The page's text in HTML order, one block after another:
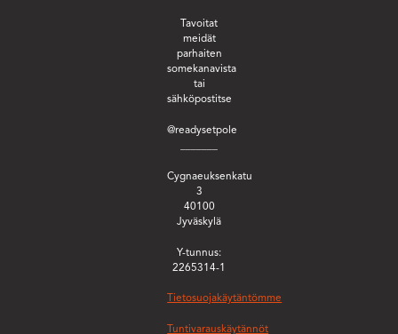
Tavoitat
meidät
parhaiten
somekanavista
tai
sähköpostitse
@readysetpole
Cygnaeuksenkatu
3
40100
Jyväskylä
Y-tunnus:
2265314-1
Tietosuojakäytäntömme
Tuntivarauskäytännöt